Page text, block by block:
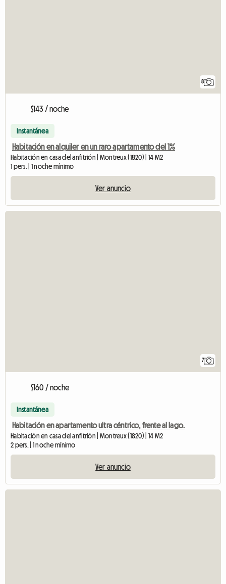
8
$143 / noche
Instantánea
Habitación en alquiler en un raro apartamento del 1%
Habitación en casa del anfitrión | Montreux (1820) | 14 M2
1 pers. | 1 noche mínimo
Ver anuncio
7
$160 / noche
Instantánea
Habitación en apartamento ultra céntrico, frente al lago.
Habitación en casa del anfitrión | Montreux (1820) | 14 M2
2 pers. | 1 noche mínimo
Ver anuncio